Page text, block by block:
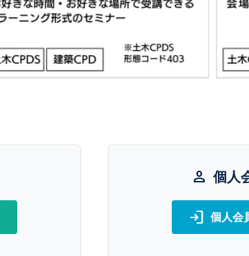
person 個人
login 個人会